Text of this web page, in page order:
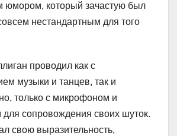
юмором, который зачастую был
нестандартным для того
проводил как с
музыки и танцев, так и
только с микрофоном и
для сопровождения своих шуток.
свою выразительность,